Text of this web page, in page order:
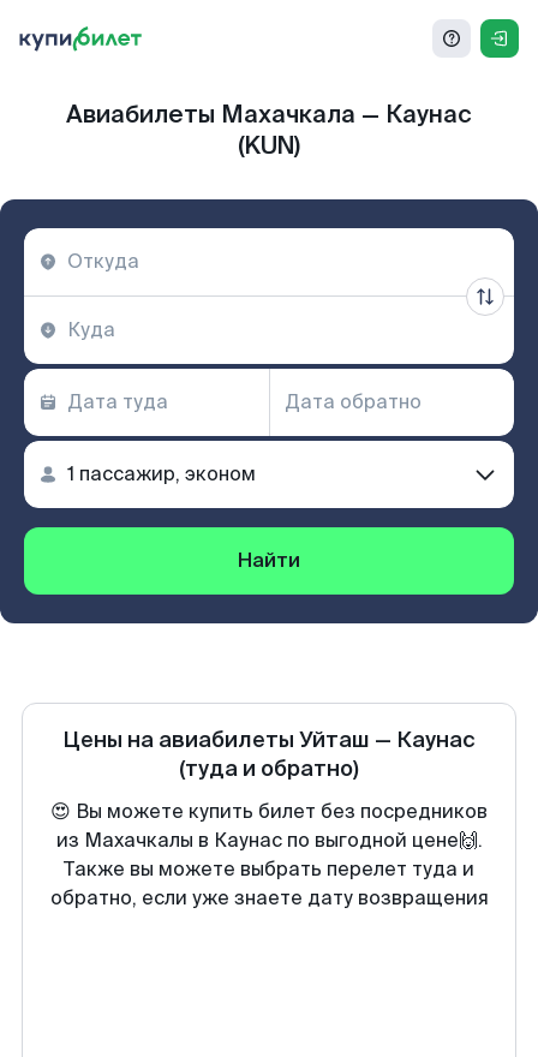
Авиабилеты Махачкала — Каунас
(KUN)
Найти
Цены на авиабилеты Уйташ — Каунас
(туда и обратно)
😍 Вы можете купить билет без посредников
из Махачкалы в Каунас по выгодной цене🙌.
Также вы можете выбрать перелет туда и
обратно, если уже знаете дату возвращения